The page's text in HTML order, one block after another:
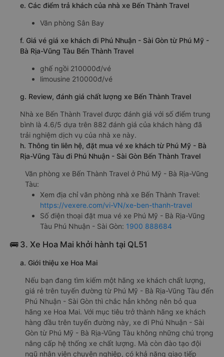
e. Các điểm trả khách của nhà xe Bến Thành Travel
Văn phòng Sân Bay
f. Giá vé giá xe khách đi Phú Nhuận - Sài Gòn từ Phú Mỹ -
Bà Rịa-Vũng Tàu Bến Thành Travel
ghế ngồi 210000đ/vé
limousine 210000đ/vé
g. Review, đánh giá chất lượng xe Bến Thành Travel
Nhà xe Bến Thành Travel được đánh giá với số điểm trung
bình là 4.6/5 dựa trên 882 đánh giá của khách hàng đã
trải nghiệm dịch vụ của nhà xe này.
h. Thông tin liên hệ, đặt mua vé xe khách từ Phú Mỹ - Bà
Rịa-Vũng Tàu đi Phú Nhuận - Sài Gòn Bến Thành Travel
Văn phòng xe Bến Thành Travel ở Phú Mỹ - Bà Rịa-Vũng
Tàu:
Xem địa chỉ văn phòng nhà xe Bến Thành Travel:
https://vexere.com/vi-VN/xe-ben-thanh-travel
Số điện thoại đặt mua vé xe Phú Mỹ - Bà Rịa-Vũng
Tàu Phú Nhuận - Sài Gòn: 1900 888684
🚌 3. Xe Hoa Mai khởi hành tại QL51
a. Giới thiệu xe Hoa Mai
Nếu bạn đang tìm kiếm một hãng xe khách chất lượng,
giá rẻ trên tuyến đường từ Phú Mỹ - Bà Rịa-Vũng Tàu đến
Phú Nhuận - Sài Gòn thì chắc hẳn không nên bỏ qua
hãng xe Hoa Mai. Với mục tiêu trở thành hãng xe khách
hàng đầu trên tuyến đường này, xe đi Phú Nhuận - Sài
Gòn từ Phú Mỹ - Bà Rịa-Vũng Tàu không những chú trọng
nâng cấp hệ thống xe chất lượng. Mà còn đào tạo đội
ngũ nhân viên chuyên nghiệp, có khả năng giao tiếp